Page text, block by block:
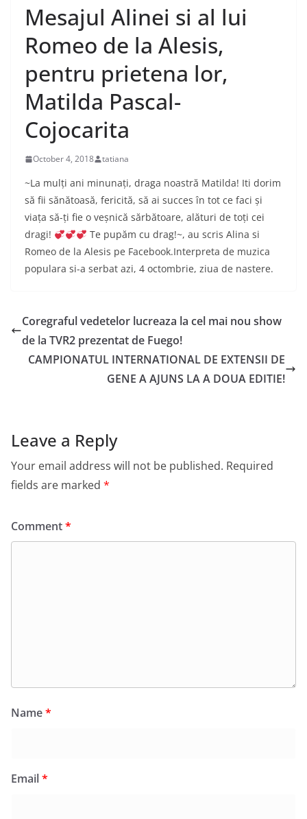
Mesajul Alinei si al lui
Romeo de la Alesis,
pentru prietena lor,
Matilda Pascal-
Cojocarita
October 4, 2018 tatiana
~La mulți ani minunați, draga noastră Matilda! Iti dorim
să fii sănătoasă, fericită, să ai succes în tot ce faci și
viața să-ți fie o veșnică sărbătoare, alături de toți cei
dragi!
Te pupăm cu drag!~, au scris Alina si
Romeo de la Alesis pe Facebook.Interpreta de muzica
populara si-a serbat azi, 4 octombrie, ziua de nastere.
Coregraful vedetelor lucreaza la cel mai nou show
de la TVR2 prezentat de Fuego!
CAMPIONATUL INTERNATIONAL DE EXTENSII DE
GENE A AJUNS LA A DOUA EDITIE!
Leave a Reply
Your email address will not be published. Required
fields are marked *
Comment*
Name*
Email*